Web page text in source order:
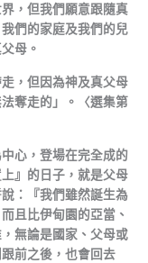
，但我們願意跟隨真
們的家庭及我們的兒
母。
，但因為神及真父母
奪走的」。〈選集第
心，登場在完全成的
』的日子，就是父母
：『我們雖然誕生為
且比伊甸園的亞當、
無論是國家、父母或
前之後，也會回去